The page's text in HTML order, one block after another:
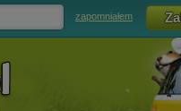
zapomniałem